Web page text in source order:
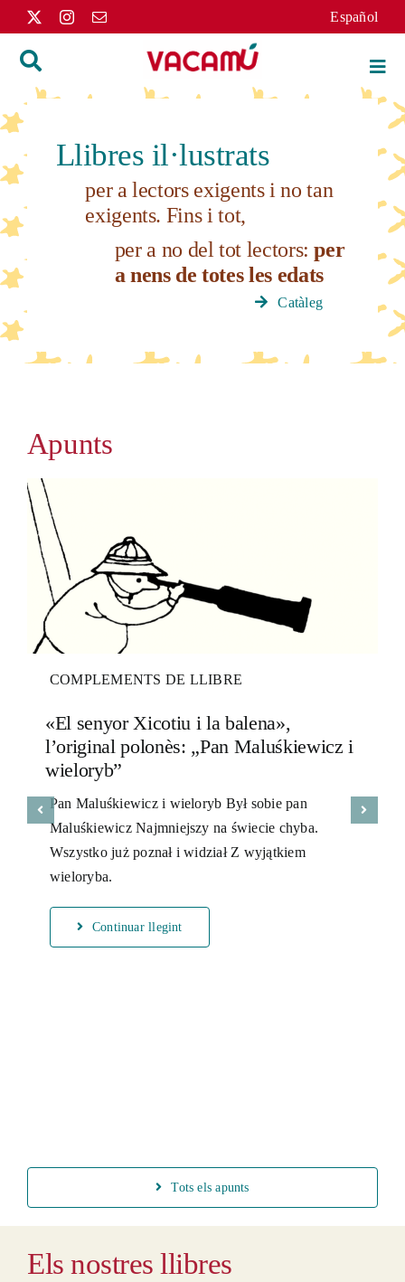
to
content
Español
Llibres
Autors
Distribució
L’editorial
Llibres il·lustrats
per a lectors exigents i no tan
exigents. Fins i tot,
per a no del tot lectors:per
a nens de totes les edats
Catàleg
Apunts
COMPLEMENTS DE LLIBRE
«El senyor Xicotiu i la balena»,
l’original polonès: „Pan Maluśkiewicz i
wieloryb”
Pan Maluśkiewicz i wieloryb Był sobie pan
Maluśkiewicz Najmniejszy na świecie chyba.
Wszystko już poznał i widział Z wyjątkiem
wieloryba.
Continuar llegint
Tots els apunts
Els nostres llibres